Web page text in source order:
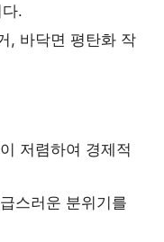
.
, 바닥면 평탄화 작
저렴하여 경제적
스러운 분위기를